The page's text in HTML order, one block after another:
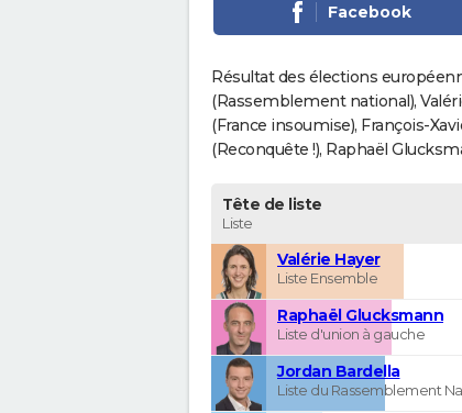
Facebook
Résultat des élections
(Rassemblement national),
(France insoumise), François-
(Reconquête !), Raphaël
Tête de liste
Liste
Valérie Hayer
Liste Ensemble
Raphaël Glucksmann
Liste d'union à gauche
Jordan Bardella
Liste du Rassemblement